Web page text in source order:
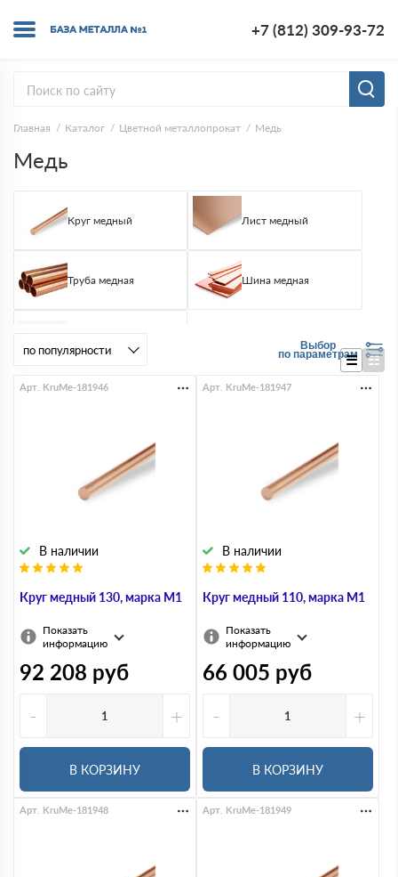
+7 (812) 309-93-72
Главная Каталог Цветной металлопрокат Медь
Медь
Круг медный Лист медный
Труба медная Шина медная
Выбор
по параметрам
Круг медный 130, марка М1
В наличии
Арт. KruMe-181946
Показать
информацию
92 208 руб
-
+
В КОРЗИНУ
Круг медный 110, марка М1
В наличии
Арт. KruMe-181947
Показать
информацию
66 005 руб
-
+
В КОРЗИНУ
Арт. KruMe-181948 Арт. KruMe-181949